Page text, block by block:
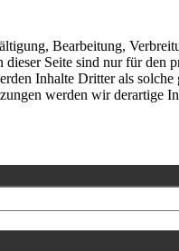
Bearbeitung,
Seite sind nur für den
Inhalte Dritter als
werden wir derartige